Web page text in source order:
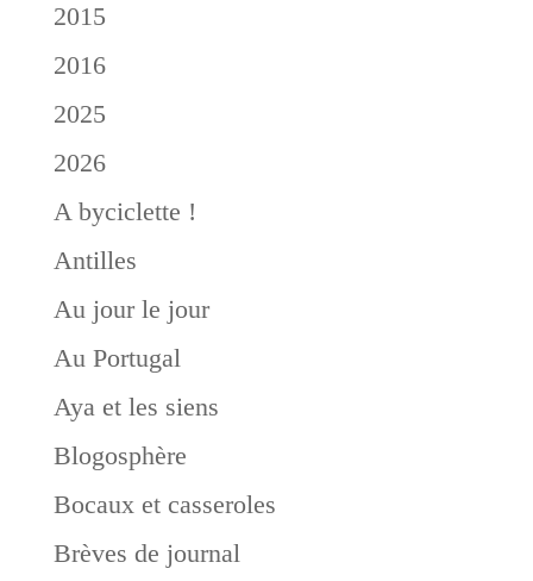
2015
2016
2025
2026
A byciclette !
Antilles
Au jour le jour
Au Portugal
Aya et les siens
Blogosphère
Bocaux et casseroles
Brèves de journal